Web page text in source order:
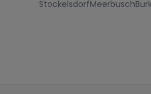
StockelsdorfMeerbusch